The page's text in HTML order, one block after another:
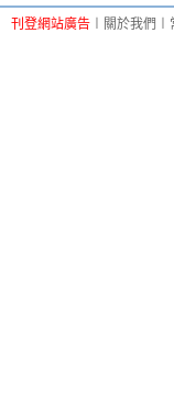
刊登網站廣告 關於我們